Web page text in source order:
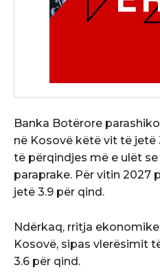
Banka Botërore
në Kosovë këtë vit të jetë
të përqindjes më e ulët
paraprake. Për vitin 2027
jetë 3.9 për qind.
Ndërkaq, rritja
Kosovë, sipas vlerësimit
3.6 për qind.